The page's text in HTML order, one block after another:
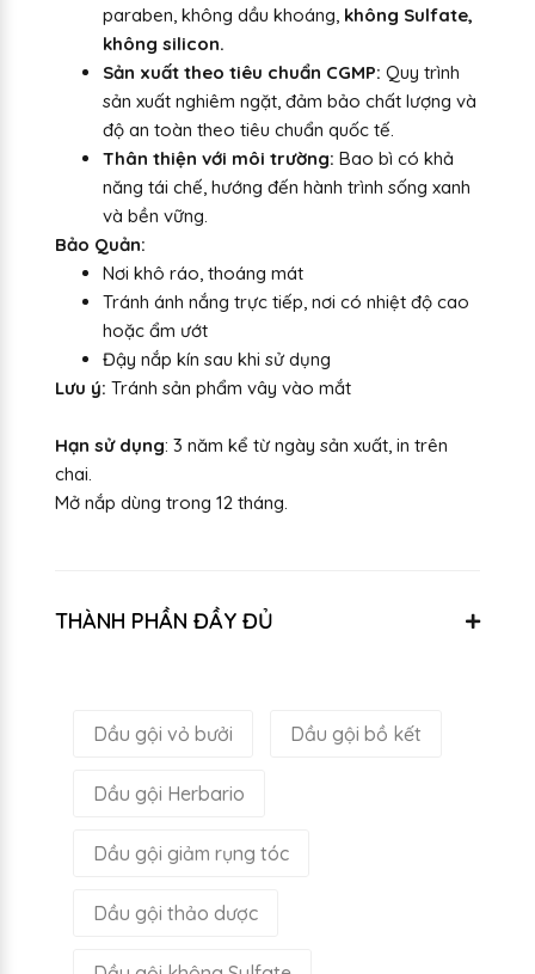
paraben, không dầu khoáng, không Sulfate,
không silicon.
Sản xuất theo tiêu chuẩn CGMP: Quy trình
sản xuất nghiêm ngặt, đảm bảo chất lượng và
độ an toàn theo tiêu chuẩn quốc tế.
Thân thiện với môi trường: Bao bì có khả
năng tái chế, hướng đến hành trình sống xanh
và bền vững.
Bảo Quản:
Nơi khô ráo, thoáng mát
Tránh ánh nắng trực tiếp, nơi có nhiệt độ cao
hoặc ẩm ướt
Đậy nắp kín sau khi sử dụng
Lưu ý: Tránh sản phẩm vây vào mắt
Hạn sử dụng: 3 năm kể từ ngày sản xuất, in trên
chai.
Mở nắp dùng trong 12 tháng.
THÀNH PHẦN ĐẦY ĐỦ
Dầu gội vỏ bưởi Dầu gội bồ kết
Dầu gội Herbario
Dầu gội giảm rụng tóc
Dầu gội thảo dược